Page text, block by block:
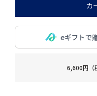
カ
eギフトで
6,600円（